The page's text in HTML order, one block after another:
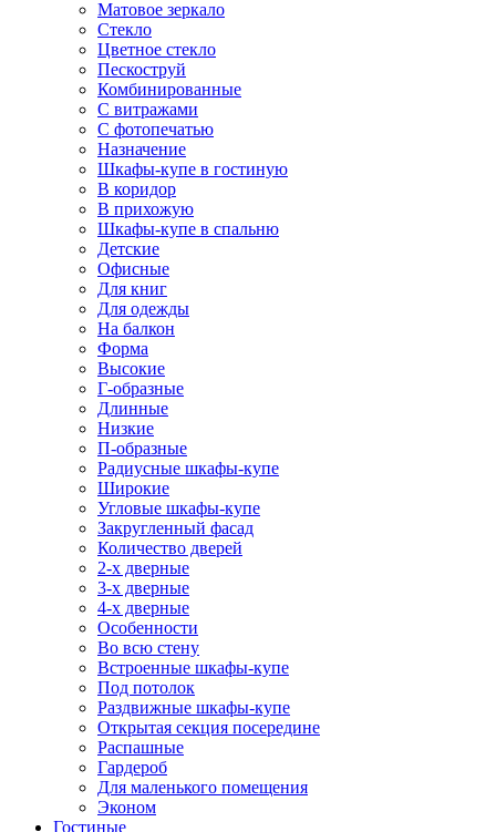
Матовое зеркало
Стекло
Цветное стекло
Пескоструй
Комбинированные
С витражами
С фотопечатью
Назначение
Шкафы-купе в гостиную
В коридор
В прихожую
Шкафы-купе в спальню
Детские
Офисные
Для книг
Для одежды
На балкон
Форма
Высокие
Г-образные
Длинные
Низкие
П-образные
Радиусные шкафы-купе
Широкие
Угловые шкафы-купе
Закругленный фасад
Количество дверей
2-х дверные
3-х дверные
4-х дверные
Особенности
Во всю стену
Встроенные шкафы-купе
Под потолок
Раздвижные шкафы-купе
Открытая секция посередине
Распашные
Гардероб
Для маленького помещения
Эконом
Гостиные